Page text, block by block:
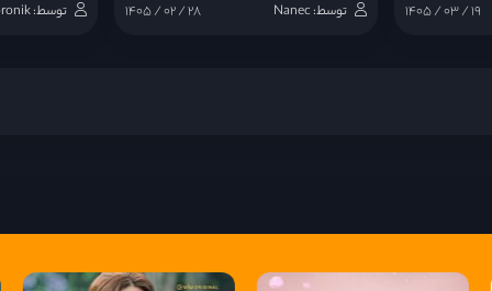
۱۴۰۵ / ۰۳ / ۱۹ توسط: Nanec ۱۴۰۵ / ۰۲ / ۲۸ توسط: Noronik